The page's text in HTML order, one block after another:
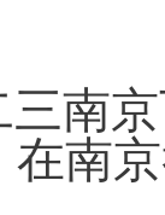
南
在南